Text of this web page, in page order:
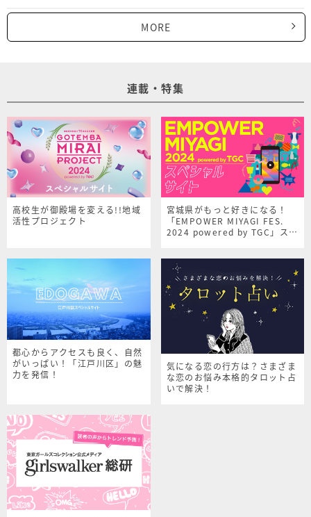
MORE
連載・特集
高校生が御殿場を変える!!地域
活性プロジェクト
宮城県がもっと好きになる！
「EMPOWER MIYAGI FES.
2024 powered by TGC」スペ
都心からアクセスも良く、自然
がいっぱい！「江戸川区」の魅
力を発信！
気になる恋の行方は？さまざま
な恋のお悩み本格的タロット占
いで解決！